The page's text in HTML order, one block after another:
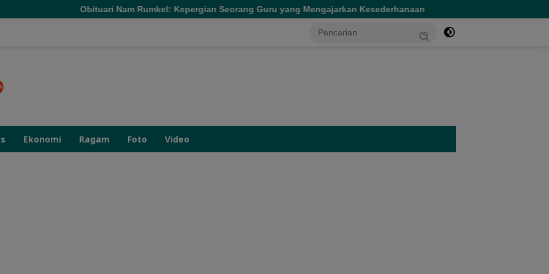
Nam Rumkel: Kepergian Seorang Guru yang Mengajarkan Kesederhanaan Tinjau Dua Rumah Sakit di Sofifi,
Ekonomi Ragam Foto Video